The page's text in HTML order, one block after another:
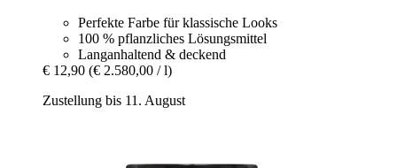
Perfekte Farbe für klassische Looks
100 % pflanzliches Lösungsmittel
Langanhaltend & deckend
€ 12,90 (€ 2.580,00 / l)
Zustellung bis 11. August